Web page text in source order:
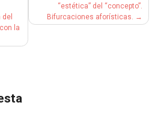
la
“estética” del “concepto”.
Bifurcaciones aforísticas.